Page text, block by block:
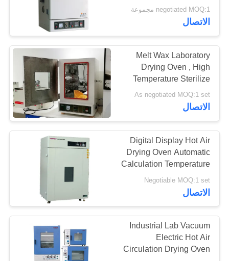
الهواء
negotiated MOQ:1 مجموعة
الاتصال
Melt Wax Laboratory
Drying Oven , High
Temperature Sterilize
Dry Chamber For Lab
As negotiated MOQ:1 set
الاتصال
Digital Display Hot Air
Drying Oven Automatic
Calculation Temperature
Dryer
Negotiable MOQ:1 set
الاتصال
Industrial Lab Vacuum
Electric Hot Air
Circulation Drying Oven